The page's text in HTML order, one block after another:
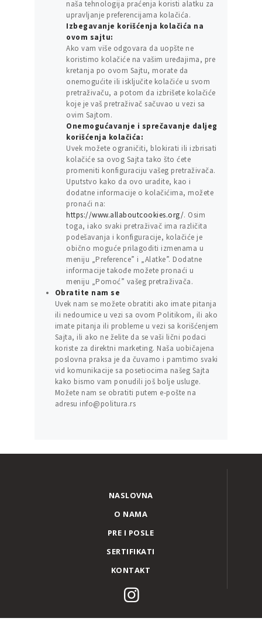
naša tehnologija praćenja koristi alatku za
upravljanje preferencijama kolačića.
Izbegavanje korišćenja kolačića na
ovom sajtu:
Ako vam više odgovara da uopšte ne
koristimo kolačiće na vašim uređajima, pre
kretanja po ovom Sajtu, morate da
onemogućite ili isključite kolačiće u svom
pretraživaču, a potom da izbrišete kolačiće
koje je vaš pretraživač sačuvao u vezi sa
ovim Sajtom.
Onemogućavanje i sprečavanje daljeg
korišćenja kolačića:
Uvek možete ograničiti, blokirati ili izbrisati
kolačiće sa ovog Sajta tako što ćete
promeniti konfiguraciju vašeg pretraživača.
Uputstvo kako da ovo uradite, kao i
dodatne informacije o kolačićima, možete
pronaći na:
https://www.allaboutcookies.org/. Osim
toga, iako svaki pretraživač ima različita
podešavanja i konfiguracije, kolačiće je
obično moguće prilagoditi izmenama u
meniju „Preference” i „Alatke”. Dodatne
informacije takođe možete pronaći u
meniju „Pomoć” vašeg pretraživača.
Obratite nam se
Uvek nam se možete obratiti ako imate pitanja
ili nedoumice u vezi sa ovom Politikom, ili ako
imate pitanja ili probleme u vezi sa korišćenjem
Sajta, ili ako ne želite da se vaši lični podaci
koriste za direktni marketing. Naša uobičajena
poslovna praksa je da čuvamo i pamtimo svaki
vid komunikacije sa posetiocima našeg Sajta
kako bismo vam ponudili još bolje usluge.
Možete nam se obratiti putem e-pošte na
adresu info@politura.rs
NASLOVNA
O NAMA
PRE I POSLE
SERTIFIKATI
KONTAKT